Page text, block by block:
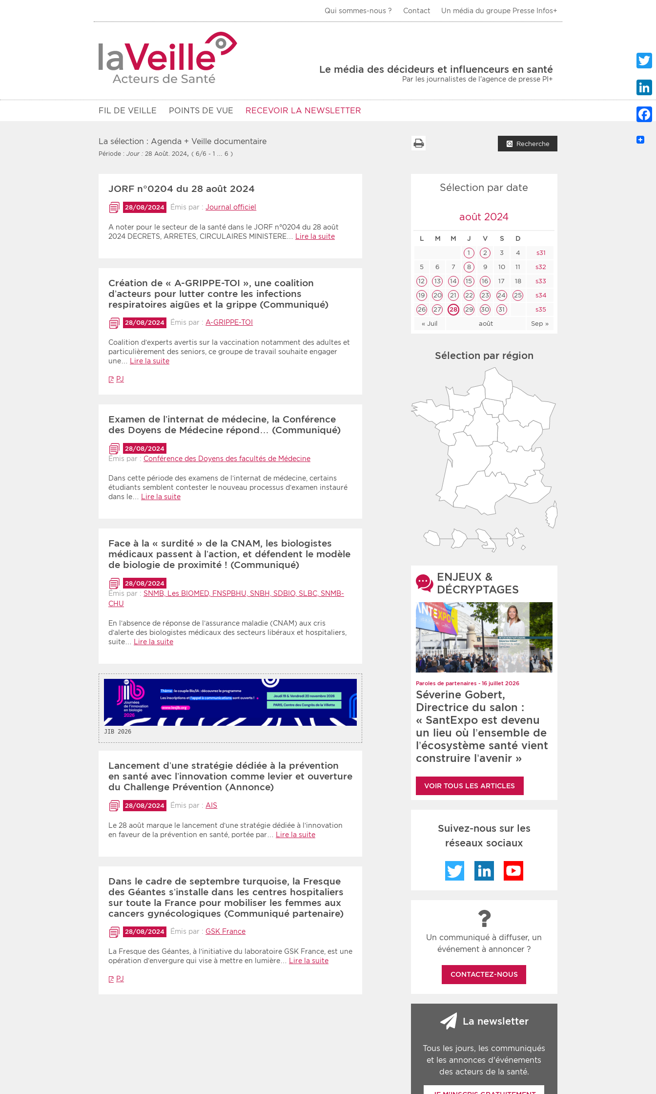
Qui sommes-nous ? Contact Un média du groupe Presse Infos+
Le média des décideurs et influenceurs en santé
Par les journalistes de l'agence de presse PI+
FIL DE VEILLE POINTS DE VUE RECEVOIR LA NEWSLETTER
Communiqués des 10 derniers jours
Recherche par mots clés Les deux
Choisir une zone Choisir une date de début Chronologique
Inversé
La sélection : Agenda + Veille documentaire
Période : Jour : 28 Août. 2024, ( 6/6 - 1 … 6 )
Recherche
JORF n°0204 du 28 août 2024
28/08/2024 Émis par :Journal officiel
A noter pour le secteur de la santé dans le JORF n°0204 du 28 août
2024 DECRETS, ARRETES, CIRCULAIRES MINISTERE…
Lire la suite
Création de « A-GRIPPE-TOI », une coalition
d’acteurs pour lutter contre les infections
respiratoires aigües et la grippe (Communiqué)
28/08/2024 Émis par :A-GRIPPE-TOI
Coalition d’experts avertis sur la vaccination notamment des adultes et
particulièrement des seniors, ce groupe de travail souhaite engager
une…
Lire la suite
PJ
Examen de l’internat de médecine, la Conférence
des Doyens de Médecine répond… (Communiqué)
28/08/2024
Émis par : Conférence des Doyens des facultés de Médecine
Dans cette période des examens de l’internat de médecine, certains
étudiants semblent contester le nouveau processus d’examen instauré
dans le…
Lire la suite
Face à la « surdité » de la CNAM, les biologistes
médicaux passent à l’action, et défendent le modèle
de biologie de proximité ! (Communiqué)
28/08/2024
Émis par : SNMB, Les BIOMED, FNSPBHU, SNBH, SDBIO, SLBC, SNMB-
CHU
En l’absence de réponse de l’assurance maladie (CNAM) aux cris
d’alerte des biologistes médicaux des secteurs libéraux et hospitaliers,
suite… Lire la suite
JIB 2026
Lancement d’une stratégie dédiée à la prévention
en santé avec l’innovation comme levier et ouverture
du Challenge Prévention (Annonce)
28/08/2024 Émis par : AIS
Le 28 août marque le lancement d’une stratégie dédiée à l’innovation
en faveur de la prévention en santé, portée par… Lire la suite
Dans le cadre de septembre turquoise, la Fresque
des Géantes s’installe dans les centres hospitaliers
sur toute la France pour mobiliser les femmes aux
cancers gynécologiques (Communiqué partenaire)
28/08/2024 Émis par : GSK France
La Fresque des Géantes, à l’initiative du laboratoire GSK France, est une
opération d’envergure qui vise à mettre en lumière…
Lire la suite
PJ
Sélection par date
août 2024
L M M J V S D
« Juil août Sep »
1 2 3 4
s31
5
6 7 8 9 10 11
s32
12
13 14 15 16 17 18
s33
19
20 21 22 23 24 25
s34
26
27 28 29 30 31 s35
Sélection par région
ENJEUX &
DÉCRYPTAGES
Paroles de partenaires - 16 juillet 2026
Séverine Gobert,
Directrice du salon :
« SantExpo est devenu
un lieu où l’ensemble de
l’écosystème santé vient
construire l’avenir »
VOIR TOUS LES ARTICLES
Suivez-nous sur les
réseaux sociaux
Twitter LinkedIn
Un communiqué à diffuser, un
événement à annoncer ?
CONTACTEZ-NOUS
La newsletter
Tous les jours, les communiqués
et les annonces d'événements
des acteurs de la santé.